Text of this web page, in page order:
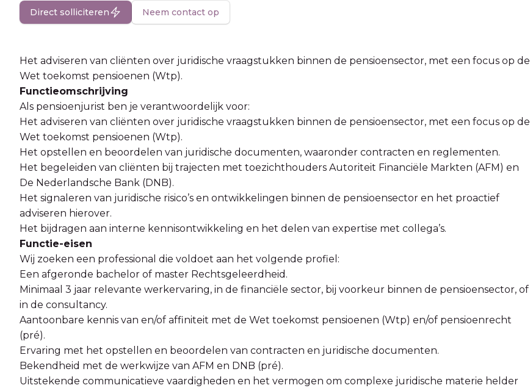
Direct solliciteren Neem contact op
Het adviseren van cliënten over juridische vraagstukken binnen de pensioensector, met een focus op de
Wet toekomst pensioenen (Wtp).
Functieomschrijving
Als pensioenjurist ben je verantwoordelijk voor:
Het adviseren van cliënten over juridische vraagstukken binnen de pensioensector, met een focus op de
Wet toekomst pensioenen (Wtp).
Het opstellen en beoordelen van juridische documenten, waaronder contracten en reglementen.
Het begeleiden van cliënten bij trajecten met toezichthouders Autoriteit Financiële Markten (AFM) en
De Nederlandsche Bank (DNB).
Het signaleren van juridische risico’s en ontwikkelingen binnen de pensioensector en het proactief
adviseren hierover.
Het bijdragen aan interne kennisontwikkeling en het delen van expertise met collega’s.
Functie-eisen
Wij zoeken een professional die voldoet aan het volgende profiel:
Een afgeronde bachelor of master Rechtsgeleerdheid.
Minimaal 3 jaar relevante werkervaring, in de financiële sector, bij voorkeur binnen de pensioensector, of
in de consultancy.
Aantoonbare kennis van en/of affiniteit met de Wet toekomst pensioenen (Wtp) en/of pensioenrecht
(pré).
Ervaring met het opstellen en beoordelen van contracten en juridische documenten.
Bekendheid met de werkwijze van AFM en DNB (pré).
Uitstekende communicatieve vaardigheden en het vermogen om complexe juridische materie helder